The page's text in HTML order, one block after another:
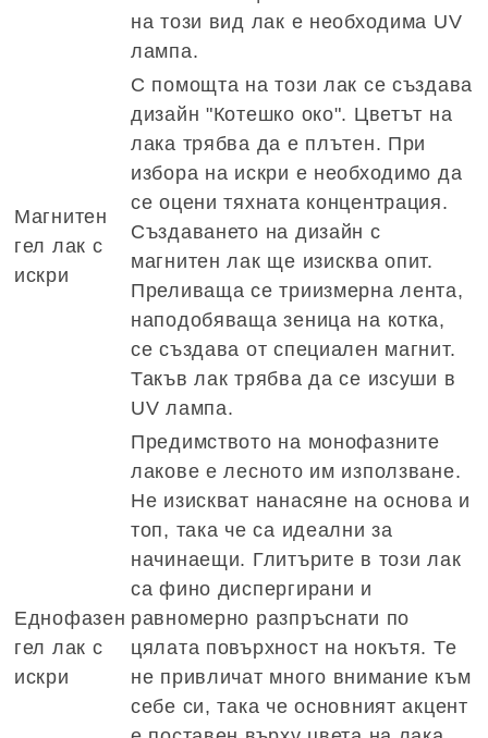
на този вид лак е необходима UV
лампа.
Магнитен
гел лак с
искри
С помощта на този лак се създава
дизайн "Котешко око". Цветът на
лака трябва да е плътен. При
избора на искри е необходимо да
се оцени тяхната концентрация.
Създаването на дизайн с
магнитен лак ще изисква опит.
Преливаща се триизмерна лента,
наподобяваща зеница на котка,
се създава от специален магнит.
Такъв лак трябва да се изсуши в
UV лампа.
Еднофазен
гел лак с
искри
Предимството на монофазните
лакове е лесното им използване.
Не изискват нанасяне на основа и
топ, така че са идеални за
начинаещи. Глитърите в този лак
са фино диспергирани и
равномерно разпръснати по
цялата повърхност на нокътя. Те
не привличат много внимание към
себе си, така че основният акцент